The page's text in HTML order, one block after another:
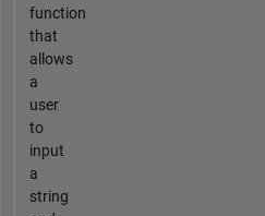
function
that
allows
a
user
to
input
a
string